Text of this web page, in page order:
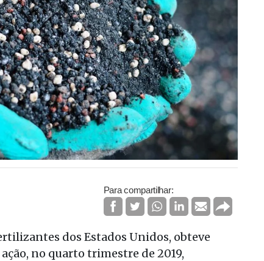
Para compartilhar:
dos Estados Unidos, obteve
no quarto trimestre de 2019,